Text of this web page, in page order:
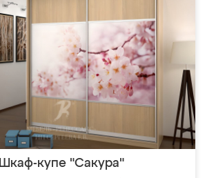
Шкаф-купе "Сакура"